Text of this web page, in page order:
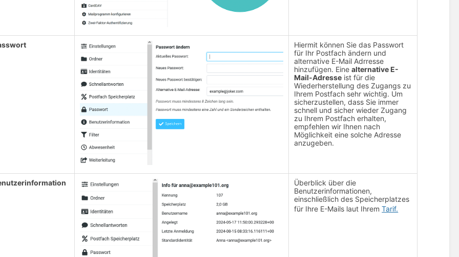
Hiermit können Sie das Passwort
für Ihr Postfach ändern und
alternative E-Mail Adrresse
hinzufügen. Einealternative E-
Mail-Adresse ist für die
Wiederherstellung des Zugangs zu
Ihrem Postfach sehr wichtig. Um
sicherzustellen, dass Sie immer
schnell und sicher wieder Zugang
zu Ihrem Postfach erhalten,
empfehlen wir Ihnen nach
Möglichkeit eine solche Adresse
anzugeben.
Überblick über die
Benutzerinformationen,
einschließlich des Speicherplatzes
für Ihre E-Mails laut IhremTarif.